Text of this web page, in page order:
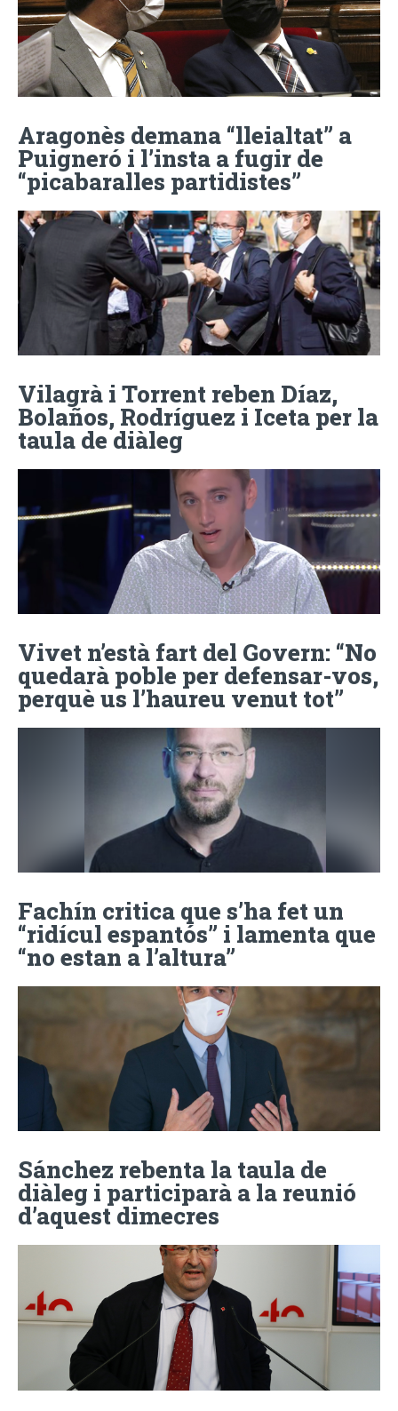
Aragonès demana “lleialtat” a
Puigneró i l’insta a fugir de
“picabaralles partidistes”
Vilagrà i Torrent reben Díaz,
Bolaños, Rodríguez i Iceta per la
taula de diàleg
Vivet n’està fart del Govern: “No
quedarà poble per defensar-vos,
perquè us l’haureu venut tot”
Fachín critica que s’ha fet un
“ridícul espantós” i lamenta que
“no estan a l’altura”
Sánchez rebenta la taula de
diàleg i participarà a la reunió
d’aquest dimecres